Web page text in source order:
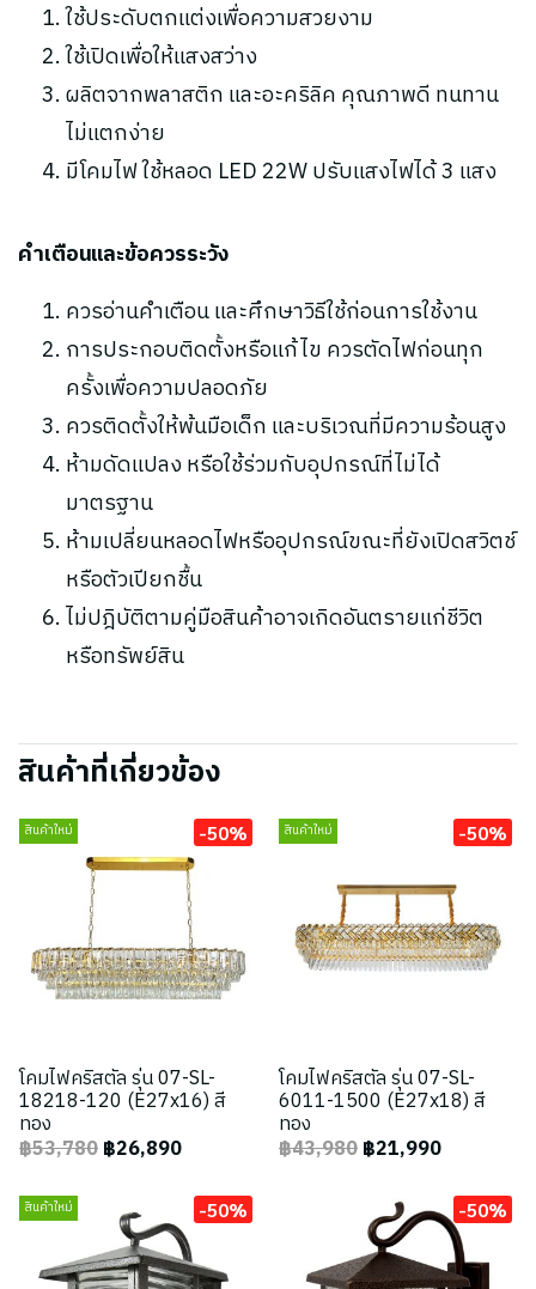
ใช้ประดับตกแต่งเพื่อความสวยงาม
ใช้เปิดเพื่อให้แสงสว่าง
ผลิตจากพลาสติก และอะคริลิค คุณภาพดี ทนทาน
ไม่แตกง่าย
มีโคมไฟ ใช้หลอด LED 22W ปรับแสงไฟได้ 3 แสง
คำเตือนและข้อควรระวัง
ควรอ่านคำเตือน และศึกษาวิธีใช้ก่อนการใช้งาน
การประกอบติดตั้งหรือแก้ไข ควรตัดไฟก่อนทุก
ครั้งเพื่อความปลอดภัย
ควรติดตั้งให้พ้นมือเด็ก และบริเวณที่มีความร้อนสูง
ห้ามดัดแปลง หรือใช้ร่วมกับอุปกรณ์ที่ไม่ได้
มาตรฐาน
ห้ามเปลี่ยนหลอดไฟหรืออุปกรณ์ขณะที่ยังเปิดสวิตช์
หรือตัวเปียกชื้น
ไม่ปฎิบัติตามคู่มือสินค้าอาจเกิดอันตรายแก่ชีวิต
หรือทรัพย์สิน
สินค้าที่เกี่ยวข้อง
สินค้าใหม่ -50%
โคมไฟคริสตัล รุ่น 07-SL-
18218-120 (E27x16) สี
ทอง
฿53,780฿26,890
สินค้าใหม่ -50%
โคมไฟคริสตัล รุ่น 07-SL-
6011-1500 (E27x18) สี
ทอง
฿43,980฿21,990
สินค้าใหม่ -50% -50%